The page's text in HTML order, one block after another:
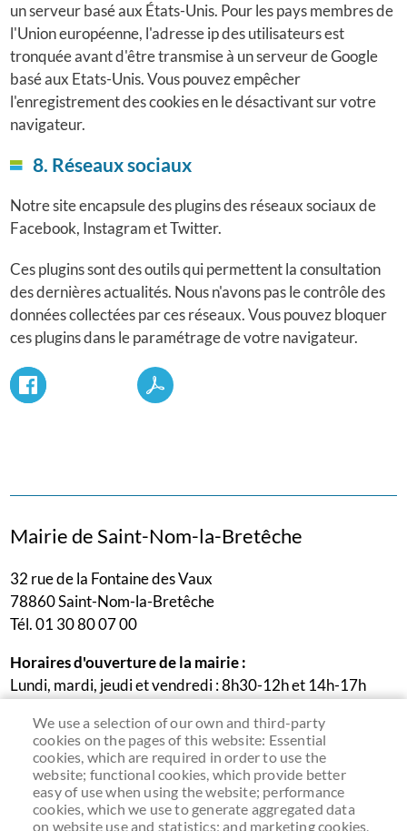
un serveur basé aux États-Unis. Pour les pays membres de
l'Union européenne, l'adresse ip des utilisateurs est
tronquée avant d'être transmise à un serveur de Google
basé aux Etats-Unis. Vous pouvez empêcher
l'enregistrement des cookies en le désactivant sur votre
navigateur.
8. Réseaux sociaux
Notre site encapsule des plugins des réseaux sociaux de
Facebook, Instagram et Twitter.
Ces plugins sont des outils qui permettent la consultation
des dernières actualités. Nous n'avons pas le contrôle des
données collectées par ces réseaux. Vous pouvez bloquer
ces plugins dans le paramétrage de votre navigateur.
Mairie de Saint-Nom-la-Bretêche
32 rue de la Fontaine des Vaux
78860 Saint-Nom-la-Bretêche
Tél. 01 30 80 07 00
Horaires d'ouverture de la mairie :
Lundi, mardi, jeudi et vendredi : 8h30-12h et 14h-17h
Samedi : permanence accueil et état-civil le 1er samedi du
mois de 9h30 à 12h (sauf cas exceptionnels liés aux jours
fériés)
We use a selection of our own and third-party
cookies on the pages of this website: Essential
cookies, which are required in order to use the
website; functional cookies, which provide better
easy of use when using the website; performance
cookies, which we use to generate aggregated data
on website use and statistics; and marketing cookies,